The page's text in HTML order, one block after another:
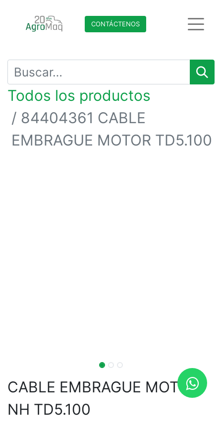
CONTÁCTENO​​​​S
Todos los productos
84404361 CABLE
EMBRAGUE MOTOR TD5.100
CABLE EMBRAGUE MOTOR
NH TD5.100